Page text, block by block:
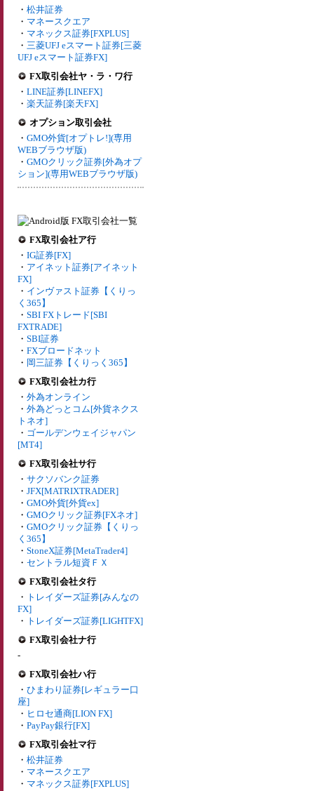
・ 松井証券
・ マネースクエア
・ マネックス証券[FXPLUS]
・ 三菱UFJ eスマート証券[三菱
UFJ eスマート証券FX]
FX取引会社ヤ・ラ・ワ行
・ LINE証券[LINEFX]
・ 楽天証券[楽天FX]
オプション取引会社
・ GMO外貨[オプトレ!](専用
WEBブラウザ版)
・ GMOクリック証券[外為オプ
ション](専用WEBブラウザ版)
FX取引会社ア行
・ IG証券[FX]
・ アイネット証券[アイネット
FX]
・ インヴァスト証券【くりっ
く365】
・ SBI FXトレード[SBI
FXTRADE]
・ SBI証券
・ FXブロードネット
・ 岡三証券【くりっく365】
FX取引会社カ行
・ 外為オンライン
・ 外為どっとコム[外貨ネクス
トネオ]
・ ゴールデンウェイジャパン
[MT4]
FX取引会社サ行
・ サクソバンク証券
・ JFX[MATRIXTRADER]
・ GMO外貨[外貨ex]
・ GMOクリック証券[FXネオ]
・ GMOクリック証券【くりっ
く365】
・ StoneX証券[MetaTrader4]
・ セントラル短資ＦＸ
FX取引会社タ行
・ トレイダーズ証券[みんなの
FX]
・ トレイダーズ証券[LIGHTFX]
FX取引会社ナ行
-
FX取引会社ハ行
・ ひまわり証券[レギュラー口
座]
・ ヒロセ通商[LION FX]
・ PayPay銀行[FX]
FX取引会社マ行
・ 松井証券
・ マネースクエア
・ マネックス証券[FXPLUS]